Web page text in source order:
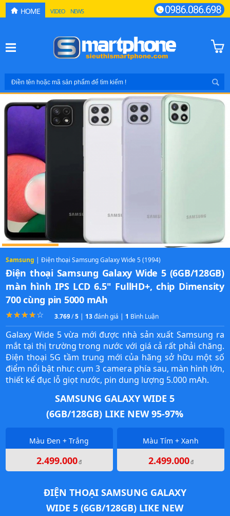
HOME VIDEO NEWS
Samsung | Điện thoại Samsung Galaxy Wide 5 (1994)
Điện thoại Samsung Galaxy Wide 5 (6GB/128GB)
màn hình IPS LCD 6.5" FullHD+, chip Dimensity
700 cùng pin 5000 mAh
☆☆☆☆☆
★★★★★ 3.7692307692308
/5 | 13đánh giá | 1 Bình Luận
Galaxy Wide 5 vừa mới được nhà sản xuất Samsung ra
mắt tại thị trường trong nước với giá cả rất phải chăng.
Điện thoại 5G tầm trung mới của hãng sở hữu một số
điểm nổi bật như: cụm 3 camera phía sau, màn hình lớn,
thiết kế đục lỗ giọt nước, pin dung lượng 5.000 mAh.
SAMSUNG GALAXY WIDE 5
(6GB/128GB) LIKE NEW 95-97%
Màu Đen + Trắng
2.499.000đ
Màu Tím + Xanh
2.499.000đ
ĐIỆN THOẠI SAMSUNG GALAXY
WIDE 5 (6GB/128GB) LIKE NEW